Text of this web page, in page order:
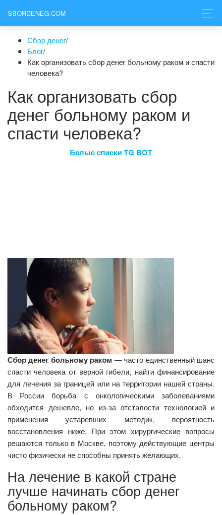
SBORDENEG.COM
Сбор денег/
Блог/
Как организовать сбор денег больному раком и спасти
человека?
Как организовать сбор
денег больному раком и
спасти человека?
Белые списки TG BOT
Сбор денег больному раком — часто единственный шанс
спасти человека от верной гибели, найти финансирование
для лечения за границей или на территории нашей страны.
В России борьба с онкологическими заболеваниями
обходится дешевле, но из-за отсталости технологией и
применения устаревших методик, вероятность
восстановления ниже. При этом хирургические вопросы
решаются только в Москве, поэтому действующие центры
чисто физически не способны принять желающих.
На лечение в какой стране
лучше начинать сбор денег
больному раком?